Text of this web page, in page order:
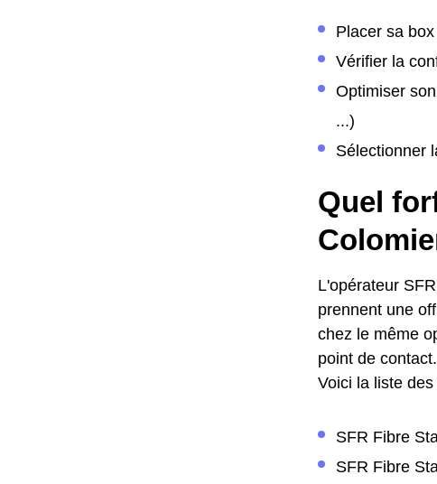
Placer sa
Vérifier la
Optimiser
...)
Sélectionner
Quel
L'opérateur
prennent une
chez le même
point de contact.
Voici la liste
SFR Fibre
SFR Fibre